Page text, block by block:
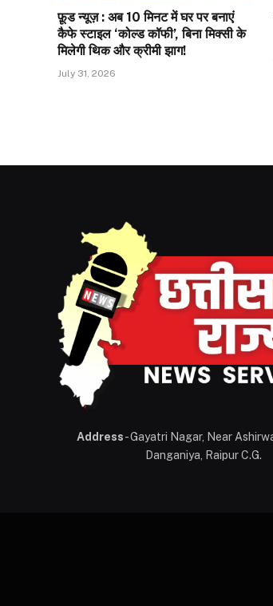
फ़ूड न्यूज़ : अब 10 मिनट में घर पर बनाएं
कैफे स्टाइल ‘कोल्ड कॉफी’, बिना मिक्सी के
मिलेगी थिक और क्रीमी झाग!
July 31, 2026
Address- Gayatri Nagar, Near
Danganiya, Raipur C.G.